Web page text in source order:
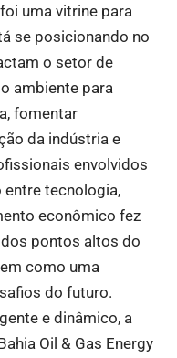
uma vitrine para
se posicionando no
o setor de
ambiente para
fomentar
da indústria e
envolvidos
entre tecnologia,
econômico fez
pontos altos do
como uma
do futuro.
e dinâmico, a
Oil & Gas Energy